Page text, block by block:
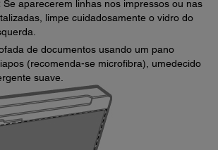
Se aparecerem linhas nos impressos ou nas
limpe cuidadosamente o vidro do
de documentos usando um pano
(recomenda-se microfibra), umedecido
suave.